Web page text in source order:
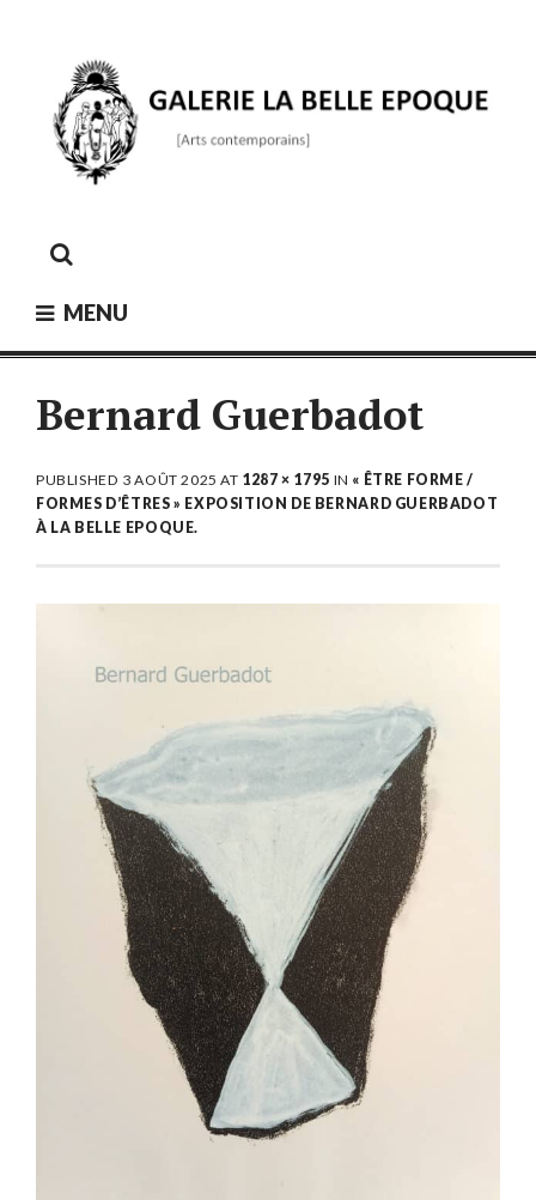
MENU
Bernard Guerbadot
PUBLISHED 3 AOÛT 2025 AT 1287 × 1795 IN « ÊTRE FORME /
FORMES D’ÊTRES » EXPOSITION DE BERNARD GUERBADOT
À LA BELLE EPOQUE.